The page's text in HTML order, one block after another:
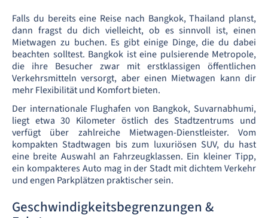
Falls du bereits eine Reise nach Bangkok, Thailand planst,
dann fragst du dich vielleicht, ob es sinnvoll ist, einen
Mietwagen zu buchen. Es gibt einige Dinge, die du dabei
beachten solltest. Bangkok ist eine pulsierende Metropole,
die ihre Besucher zwar mit erstklassigen öffentlichen
Verkehrsmitteln versorgt, aber einen Mietwagen kann dir
mehr Flexibilität und Komfort bieten.
Der internationale Flughafen von Bangkok, Suvarnabhumi,
liegt etwa 30 Kilometer östlich des Stadtzentrums und
verfügt über zahlreiche Mietwagen-Dienstleister. Vom
kompakten Stadtwagen bis zum luxuriösen SUV, du hast
eine breite Auswahl an Fahrzeugklassen. Ein kleiner Tipp,
ein kompakteres Auto mag in der Stadt mit dichtem Verkehr
und engen Parkplätzen praktischer sein.
Geschwindigkeitsbegrenzungen &